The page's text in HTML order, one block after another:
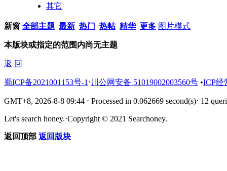
其它
新窗 全部主题 最新 热门 热帖 精华 更多 图片模式
本版块或指定的范围内尚无主题
返 回
蜀ICP备2021001153号-1 ⋅ 川公网安备 51019002003560号 •ICP经
GMT+8, 2026-8-8 09:44 ⋅ Processed in 0.062669 second(s)⋅ 12
Let's search honey.⋅Copyright © 2021 Searchoney.
返回顶部 返回版块